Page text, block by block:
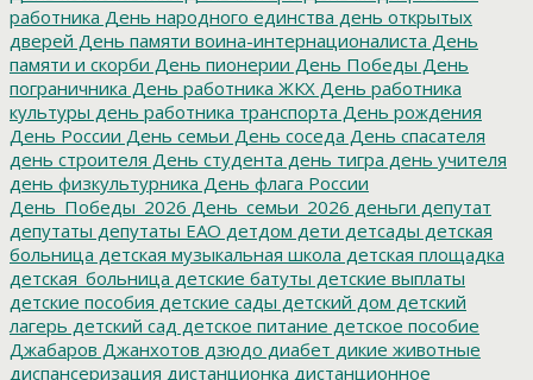
работника День народного единства день открытых
дверей День памяти воина-интернационалиста День
памяти и скорби День пионерии День Победы День
пограничника День работника ЖКХ День работника
культуры день работника транспорта День рождения
День России День семьи День соседа День спасателя
день строителя День студента день тигра день учителя
день физкультурника День флага России
День_Победы_2026 День_семьи_2026 деньги депутат
депутаты депутаты ЕАО детдом дети детсады детская
больница детская музыкальная школа детская площадка
детская_больница детские батуты детские выплаты
детские пособия детские сады детский дом детский
лагерь детский сад детское питание детское пособие
Джабаров Джанхотов дзюдо диабет дикие животные
диспансеризация дистанционка дистанционное